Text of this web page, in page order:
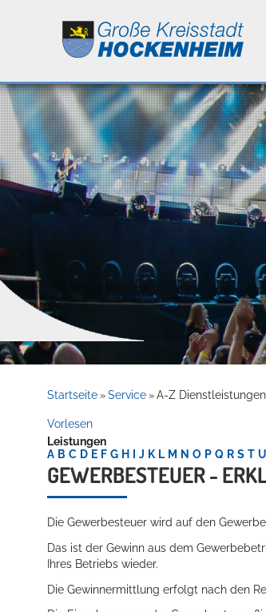
Leben
Kultur
Service
Startseite » Service » A-Z Dienstleistungen
Vorlesen
Leistungen
A B C D E F G H J K L M N O P Q R S T U
GEWERBESTEUER -
Die Gewerbesteuer wird auf den
Das ist der Gewinn aus dem
Ihres Betriebs wieder.
Die Gewinnermittlung erfolgt nach den